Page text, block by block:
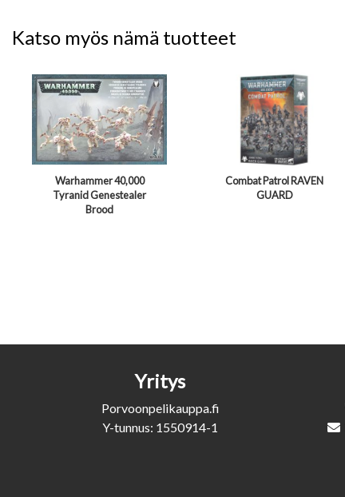
Katso myös nämä tuotteet
Warhammer 40,000
Tyranid Genestealer
Brood
Combat Patrol RAVEN
GUARD
Yritys
Porvoonpelikauppa.fi
Y-tunnus: 1550914-1